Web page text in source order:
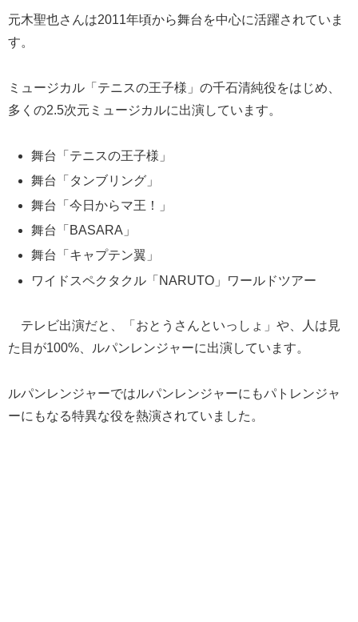
元木聖也さんは2011年頃から舞台を中心に活躍されていま
す。
ミュージカル「テニスの王子様」の千石清純役をはじめ、
多くの2.5次元ミュージカルに出演しています。
舞台「テニスの王子様」
舞台「タンブリング」
舞台「今日からマ王！」
舞台「BASARA」
舞台「キャプテン翼」
ワイドスペクタクル「NARUTO」ワールドツアー
テレビ出演だと、「おとうさんといっしょ」や、人は見
た目が100%、ルパンレンジャーに出演しています。
ルパンレンジャーではルパンレンジャーにもパトレンジャ
ーにもなる特異な役を熱演されていました。